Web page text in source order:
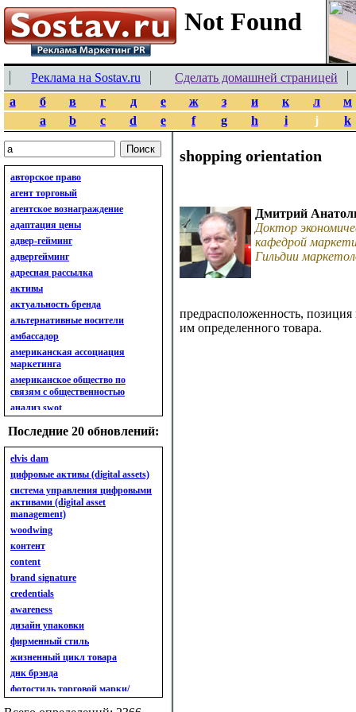
Реклама на Sostav.ru
Сделать домашней страницей
а
б в г д е ж з и к л
м
a
b c d e f g h i j k
авторское право
агент торговый
агентское вознаграждение
адаптация цены
адвер-гейминг
адвергейминг
адресная рассылка
активы
актуальность бренда
альтернативные носители
амбассадор
американская ассоциация
маркетинга
американское общество по
связям с общественностью
анализ swot
анализ бизнес-портфеля
анализ имиджа
анализ кластерный
анализ конкурентов
анализ кросс-культурных
особенностей
анализ мак кинси «7s»
анализ макросистемы
анализ маркетинговый
анализ рынка
анализ ситуационный
анализ экспертный
индивидуальный
анкета
ассортимент
ассортимент товарный.
планирование товарного
ассортимента
ассортимент. глубина
Последние 20 обновлений:
elvis dam
цифровые активы (digital assets)
система управления цифровыми
активами (digital asset
management)
woodwing
контент
content
brand signature
credentials
awareness
дизайн упаковки
фирменный стиль
жизненный цикл товара
днк брэнда
фотостиль торговой марки/
линейки продукции
shopping orientation
Дмитрий
Доктор
кафедрой
Гильдии
предрасположенность,
им определенного товара.